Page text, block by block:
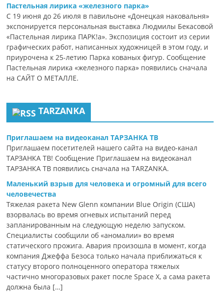
Пастельная лирика «железного парка»
С 19 июня до 26 июля в павильоне «Донецкая наковальня»
экспонируется персональная выставка Людмилы Бекасовой
«Пастельная лирика ПАРК!а». Экспозиция состоит из серии
графических работ, написанных художницей в этом году, и
приурочена к 25-летию Парка кованых фигур. Сообщение
Пастельная лирика «железного парка» появились сначала
на САЙТ О МЕТАЛЛЕ.
TARZANKA
Приглашаем на видеоканал ТАРЗАНКА ТВ
Приглашаем посетителей нашего сайта на видео-канал
ТАРЗАНКА ТВ! Сообщение Приглашаем на видеоканал
ТАРЗАНКА ТВ появились сначала на TARZANKA.
Маленький взрыв для человека и огромный для всего
человечества
Тяжелая ракета New Glenn компании Blue Origin (США)
взорвалась во время огневых испытаний перед
запланированным на следующую неделю запуском.
Специалисты сообщили об «аномалии» во время
статического прожига. Авария произошла в момент, когда
компания Джеффа Безоса только начала приближаться к
статусу второго полноценного оператора тяжелых
частично многоразовых ракет после Space X, а сама ракета
должна была […]